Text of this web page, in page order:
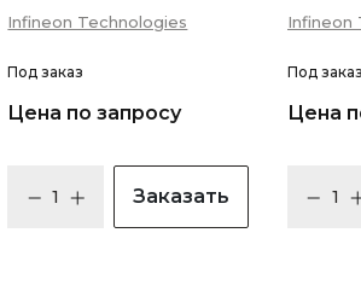
Infineon Technologies
Под заказ
Цена по запросу
Заказать
Infineon
Под заказ
Цена